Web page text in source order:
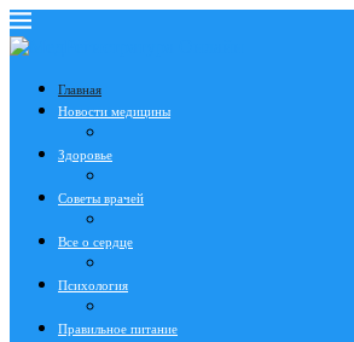
Главная
Новости медицины
Здоровье
Советы врачей
Все о сердце
Психология
Правильное питание